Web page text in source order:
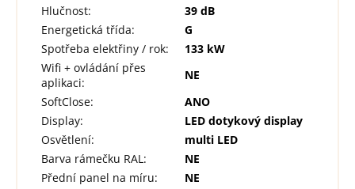
Hlučnost:
39 dB
Energetická třída:
G
Spotřeba elektřiny / rok:
133 kW
Wifi + ovládání přes
aplikaci:
NE
SoftClose:
ANO
Display:
LED dotykový display
Osvětlení:
multi LED
Barva rámečku RAL:
NE
Přední panel na míru:
NE